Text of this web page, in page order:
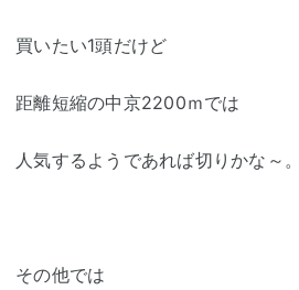
買いたい1頭だけど
距離短縮の中京2200ｍでは
人気するようであれば切りかな～。
その他では